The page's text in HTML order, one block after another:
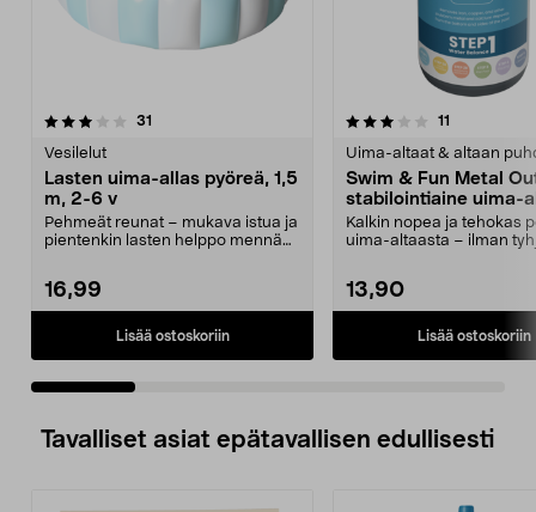
31
Vesilelut
Lasten uima-allas pyöreä, 1,5
m, 2-6 v
Pehmeät reunat – mukava istua ja
pientenkin lasten helppo mennä
16,99
Lisää ostoskoriin
3.5 viidestä
11
Uima-altaat & altaan
Swim & Fun Metal
stabilointiaine uima-
Kalkin nopea ja tehokas
uima-altaasta – ilman
13,90
Lisää ostoskoriin
4.0 viidestä
Tavalliset asiat epätavallisen edullisesti